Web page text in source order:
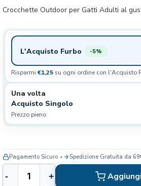
Crocchette Outdoor per Gatti Adulti al
L'Acquisto Furbo -5%
Risparmi €1,25 su ogni ordine con l'Acquisto
Una volta
Acquisto Singolo
Prezzo pieno
a
- +
Pagamento Sicuro Spedizione Gratuita da